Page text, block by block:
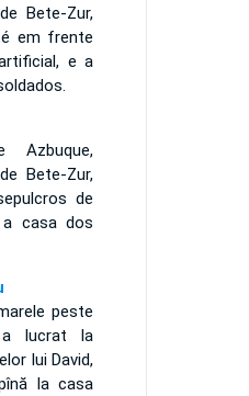
Bete-Zur,
em frente
e a
Azbuque,
Bete-Zur,
de
casa dos
peste
a lucrat la
lui David,
la casa